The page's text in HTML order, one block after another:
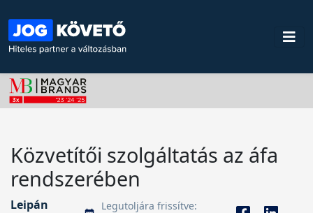
Közvetítői szolgáltatás az áfa
rendszerében
Leipán
Legutoljára frissítve: